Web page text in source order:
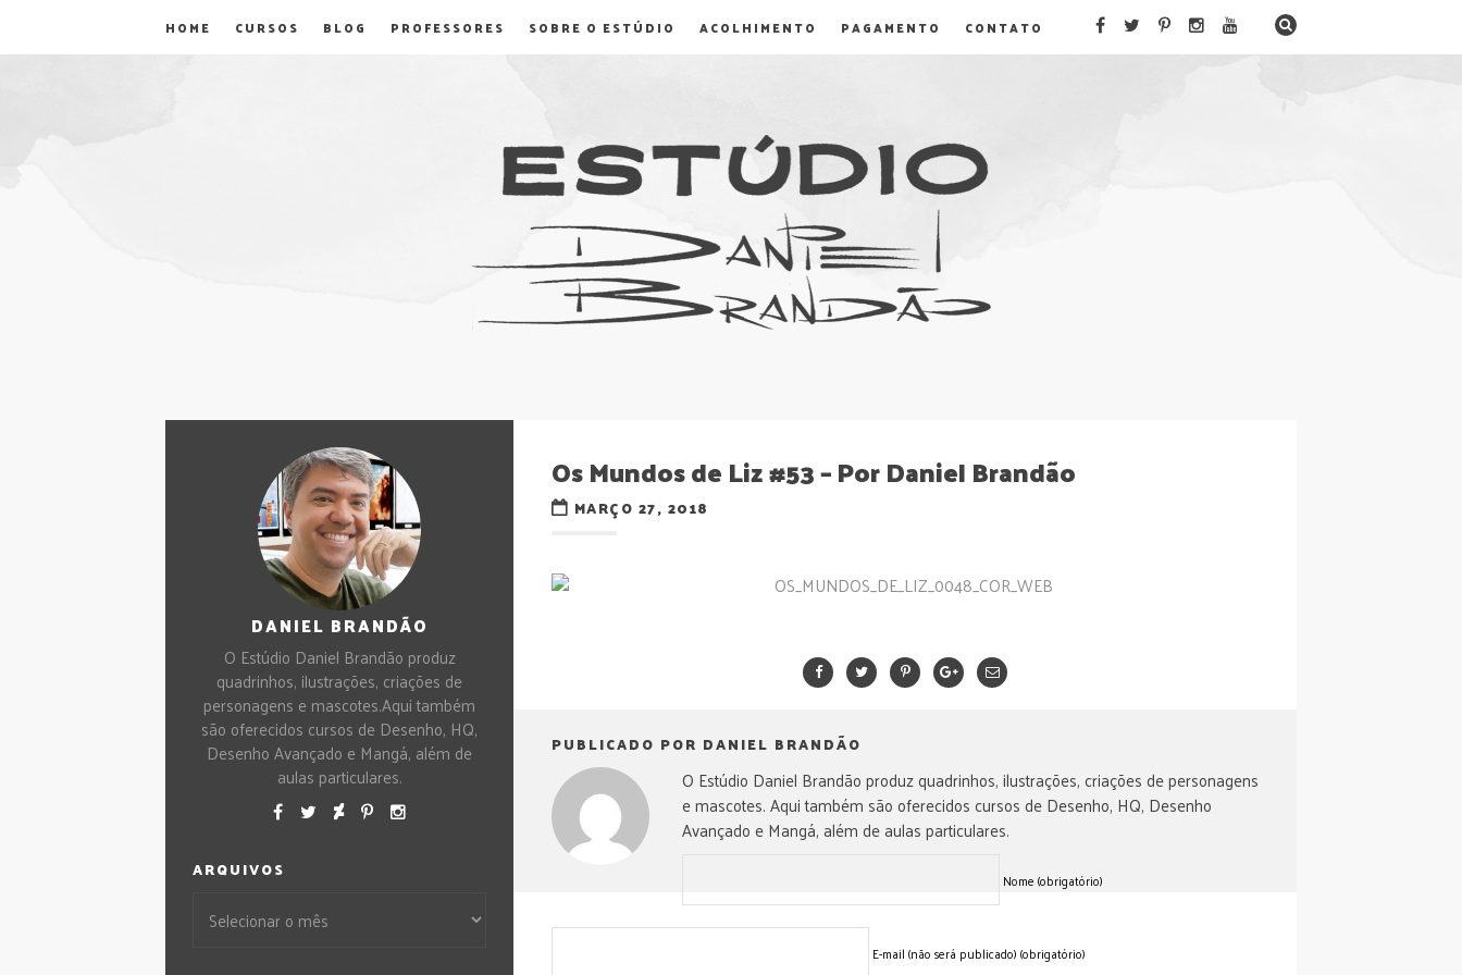
HOME CURSOS BLOG PROFESSORES SOBRE O ESTÚDIO ACOLHIMENTO PAGAMENTO CONTATO
Os Mundos de Liz #53 – Por Daniel Brandão
MARÇO 27, 2018
PUBLICADO POR DANIEL BRANDÃO
O Estúdio Daniel Brandão produz quadrinhos, ilustrações, criações de personagens
e mascotes. Aqui também são oferecidos cursos de Desenho, HQ, Desenho
Avançado e Mangá, além de aulas particulares.
Nome (obrigatório)
E-mail (não será publicado) (obrigatório)
DANIEL BRANDÃO
O Estúdio Daniel Brandão produz
quadrinhos, ilustrações, criações de
personagens e mascotes.Aqui também
são oferecidos cursos de Desenho, HQ,
Desenho Avançado e Mangá, além de
aulas particulares.
ARQUIVOS